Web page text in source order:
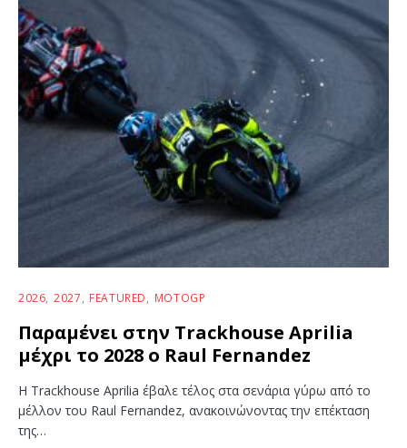
2026 2027 FEATURED MOTOGP
Παραμένει στην Trackhouse Aprilia
μέχρι το 2028 ο Raul Fernandez
Η Trackhouse Aprilia έβαλε τέλος στα σενάρια γύρω από το
μέλλον του Raul Fernandez, ανακοινώνοντας την επέκταση
της…